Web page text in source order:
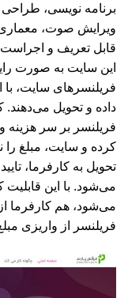
برنامه نویسی،
ویرایش صوت،
قابل تعریف و
این سایت به صورت
فریلنسرهای سایت، با
داده و تحویل می‌دهند.
فریلنسر بر سر هزینه
کرده و سایت، مبلغ را
تحویل به کارفرما،
می‌شود. با این قابلیت
می‌شود، هم کارفرما
فریلنسر از واریزی